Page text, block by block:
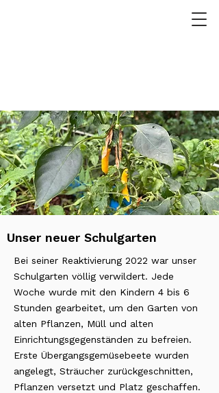
Unser neuer Schulgarten
Bei seiner Reaktivierung 2022 war unser
Schulgarten völlig verwildert. Jede
Woche wurde mit den Kindern 4 bis 6
Stunden gearbeitet, um den Garten von
alten Pflanzen, Müll und alten
Einrichtungsgegenständen zu befreien.
Erste Übergangsgemüsebeete wurden
angelegt, Sträucher zurückgeschnitten,
Pflanzen versetzt und Platz geschaffen.